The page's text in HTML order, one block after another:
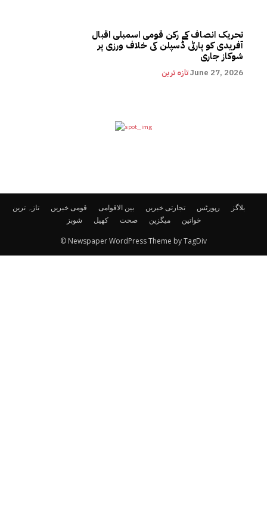
تحریک انصاف کے رکن قومی اسمبلی اقبال
آفریدی کو پارٹی ڈسپلن کی خلاف ورزی پر
شوکاز جاری
تازہ ترینJune 27, 2026
تازہ ترین قومی خبریں بین الاقوامی تجارتی خبریں رپورٹس
بلاگز
شوبز
کھیل صحت میگزین خواتین
© Newspaper WordPress Theme by TagDiv